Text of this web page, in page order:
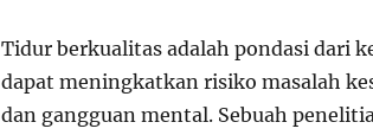
Tidur berkualitas adalah pondasi dari
dapat meningkatkan risiko masalah
dan gangguan mental. Sebuah